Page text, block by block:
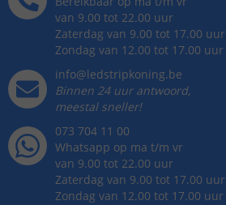
van 9.00 tot 22.00 uur
Zaterdag van 9.00 tot 17.00 uur
Zondag van 12.00 tot 17.00 uur
info@ledstripkoning.be
Binnen 24 uur antwoord,
meestal sneller!
073 704 11 00
Whatsapp op ma t/m vr
van 9.00 tot 22.00 uur
Zaterdag van 9.00 tot 17.00 uur
Zondag van 12.00 tot 17.00 uur